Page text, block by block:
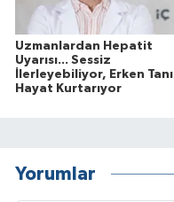
Uzmanlardan Hepatit
Uyarısı... Sessiz
İlerleyebiliyor, Erken Tanı
Hayat Kurtarıyor
Yorumlar